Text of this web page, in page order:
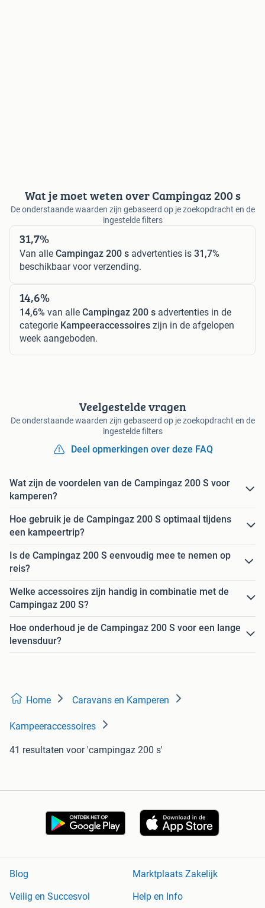
Wat je moet weten over Campingaz 200 s
De onderstaande waarden zijn gebaseerd op je zoekopdracht en de
ingestelde filters
31,7%
Van alle Campingaz 200 s advertenties is 31,7%
beschikbaar voor verzending.
14,6%
14,6% van alle Campingaz 200 s advertenties in de
categorie Kampeeraccessoires zijn in de afgelopen
week aangeboden.
Veelgestelde vragen
De onderstaande waarden zijn gebaseerd op je zoekopdracht en de
ingestelde filters
Deel opmerkingen over deze FAQ
Wat zijn de voordelen van de Campingaz 200 S voor
kamperen?
Hoe gebruik je de Campingaz 200 S optimaal tijdens
een kampeertrip?
Is de Campingaz 200 S eenvoudig mee te nemen op
reis?
Welke accessoires zijn handig in combinatie met de
Campingaz 200 S?
Hoe onderhoud je de Campingaz 200 S voor een lange
levensduur?
Home Caravans en Kamperen
Kampeeraccessoires
41 resultaten voor 'campingaz 200 s'
Blog
Marktplaats Zakelijk
Veilig en Succesvol
Help en Info